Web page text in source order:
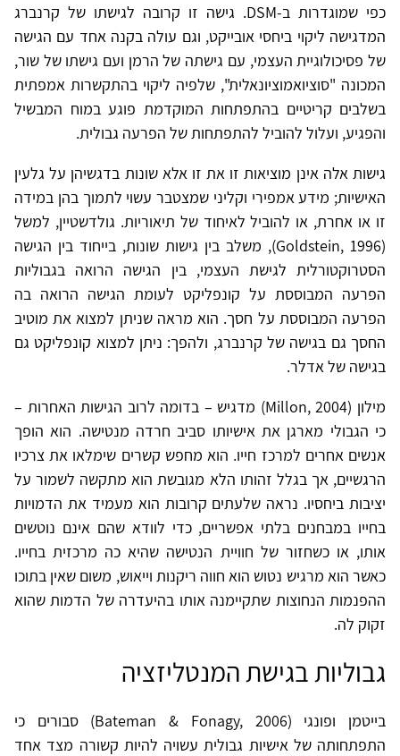
כפי שמוגדרות ב-DSM. גישה זו קרובה לגישתו של קרנברג
המדגישה ליקוי ביחסי אובייקט, וגם עולה בקנה אחד עם הגישה
של פסיכולוגיית העצמי, עם גישתה של הרמן ועם גישתו של שור,
המכונה "סוציואמוציונאלית", שלפיה ליקוי בהתקשרות אמפתית
בשלבים קריטיים בהתפתחות המוקדמת פוגע במוח המבשיל
והפגיע, ועלול להוביל להתפתחות של הפרעה גבולית.
גישות אלה אינן מוציאות זו את זו אלא שונות בדגשיהן על גלעין
האישיות; מידע אמפירי וקליני שמצטבר עשוי לתמוך בהן במידה
זו או אחרת, או להוביל לאיחוד של תיאוריות. גולדשטיין, למשל
(Goldstein, 1996), משלב בין גישות שונות, בייחוד בין הגישה
הסטרוקטורלית לגישת העצמי, בין הגישה הרואה בגבוליות
הפרעה המבוססת על קונפליקט לעומת הגישה הרואה בה
הפרעה המבוססת על חסך. הוא מראה שניתן למצוא את מוטיב
החסך גם בגישה של קרנברג, ולהפך: ניתן למצוא קונפליקט גם
בגישה של אדלר.
מילון (Millon, 2004) מדגיש – בדומה לרוב הגישות האחרות –
כי הגבולי מארגן את אישיותו סביב חרדה מנטישה. הוא הופך
אנשים אחרים למרכז חייו. הוא מחפש קשרים שימלאו את צרכיו
הרגשיים, אך בגלל זהותו הלא מגובשת הוא מתקשה לשמור על
יציבות ביחסיו. נראה שלעתים קרובות הוא מעמיד את הדמויות
בחייו במבחנים בלתי אפשריים, כדי לוודא שהם אינם נוטשים
אותו, או כשחזור של חוויית הנטישה שהיא כה מרכזית בחייו.
כאשר הוא מרגיש נטוש הוא חווה ריקנות וייאוש, משום שאין בתוכו
ההפנמות הנחוצות שתקיימנה אותו בהיעדרה של הדמות שהוא
זקוק לה.
גבוליות בגישת המנטליזציה
בייטמן ופונגי (Bateman & Fonagy, 2006) סבורים כי
התפתחותה של אישיות גבולית עשויה להיות קשורה מצד אחד